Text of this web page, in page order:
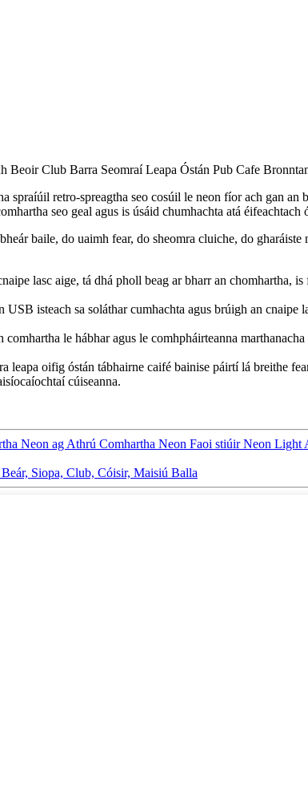
Beoir Club Barra Seomraí Leapa Óstán Pub Cafe
retro-spreagtha seo cosúil le neon fíor ach gan an
seo geal agus is úsáid chumhachta atá
baile, do uaimh fear, do sheomra cluiche, do gharáiste
lasc aige, tá dhá pholl beag ar bharr an chomhartha,
isteach sa soláthar cumhachta agus brúigh an
le hábhar agus le comhpháirteanna
leapa oifig óstán tábhairne caifé bainise páirtí lá breithe
cúiseanna.
Neon ag Athrú Comhartha Neon Faoi stiúir Neon
Siopa, Club, Cóisir, Maisiú Balla